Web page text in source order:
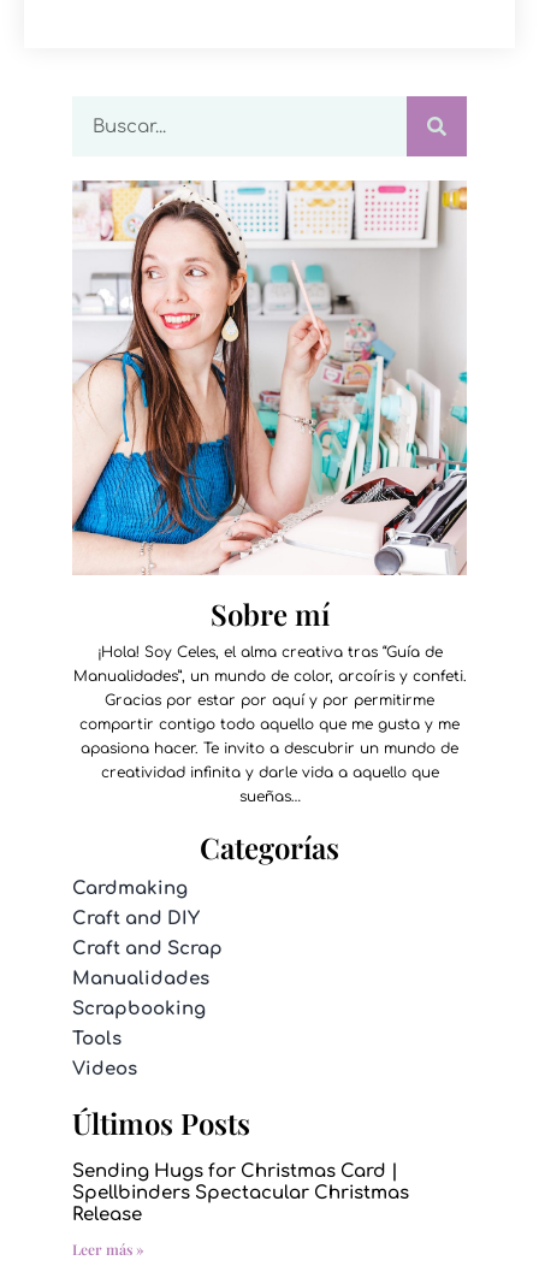
Sobre mí
¡Hola! Soy Celes, el alma creativa tras “Guía de
Manualidades”, un mundo de color, arcoíris y confeti.
Gracias por estar por aquí y por permitirme
compartir contigo todo aquello que me gusta y me
apasiona hacer. Te invito a descubrir un mundo de
creatividad infinita y darle vida a aquello que
sueñas…
Categorías
Cardmaking
Craft and DIY
Craft and Scrap
Manualidades
Scrapbooking
Tools
Videos
Últimos Posts
Sending Hugs for Christmas Card |
Spellbinders Spectacular Christmas
Release
Leer más »